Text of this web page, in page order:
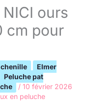
ours
cm pour
Elmer
Peluche pat
/ 10 février 2026
en peluche